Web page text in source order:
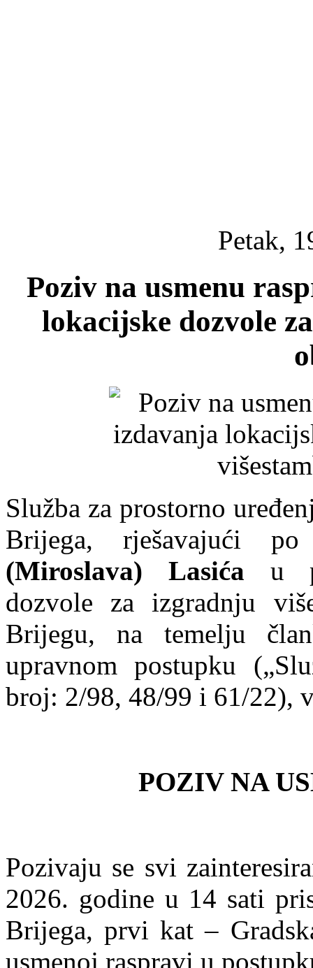
Petak,
Poziv na usmenu
lokacijske dozvole
Služba za prostorno
Brijega, rješavajući
(Miroslava) Lasića u
dozvole za izgradnju
Brijegu, na temelju
upravnom postupku
broj: 2/98, 48/99 i 61/22),
POZIV NA
Pozivaju se svi
2026. godine u 14 sati
Brijega, prvi kat –
usmenoj raspravi u